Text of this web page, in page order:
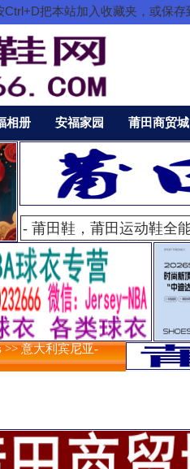
把本站加入收藏夹，或保
相册 安福家园 莆田商贸城
>> 意大利宾尼亚-